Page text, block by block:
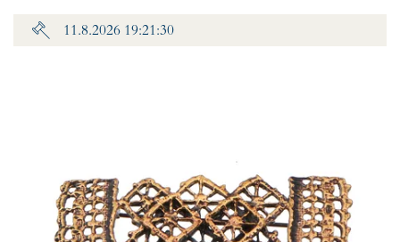
11.8.2026 19:21:30